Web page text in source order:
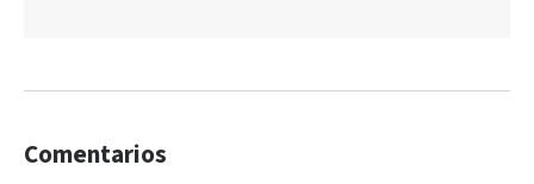
Comentarios